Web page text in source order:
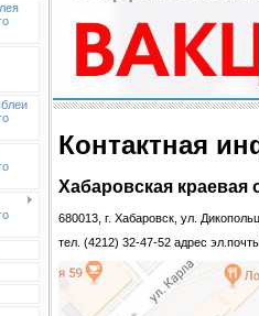
Контактная
Хабаровская краевая
680013, г. Хабаровск, ул.
тел. (4212) 32-47-52 адрес